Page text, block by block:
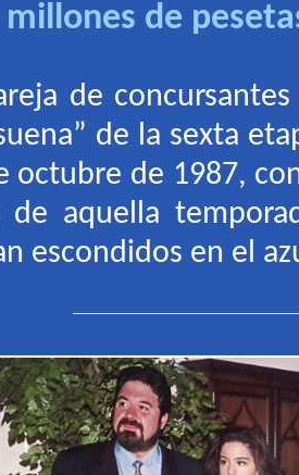
millones de
de
de la sexta
octubre de 1987,
de aquella
escondidos en el